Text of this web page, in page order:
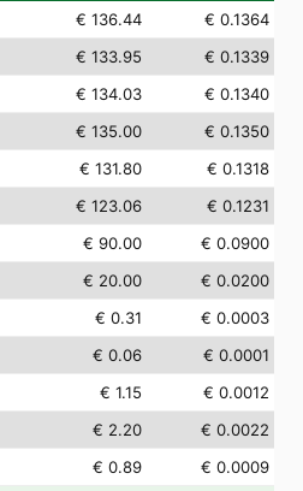
€ 136.44
€ 0.1364
€ 133.95
€ 0.1339
€ 134.03
€ 0.1340
€ 135.00
€ 0.1350
€ 131.80
€ 0.1318
€ 123.06
€ 0.1231
€ 90.00
€ 0.0900
€ 20.00
€ 0.0200
€ 0.31
€ 0.0003
€ 0.06
€ 0.0001
€ 1.15
€ 0.0012
€ 2.20
€ 0.0022
€ 0.89
€ 0.0009